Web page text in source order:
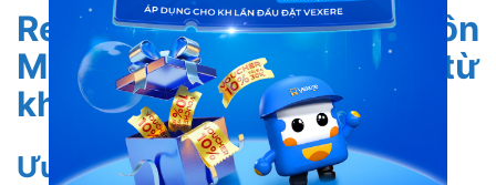
Review xe Mai Linh từ Buôn
Ma Thuột về Đà Nẵng
từ
khách hàng
Ưu điểm